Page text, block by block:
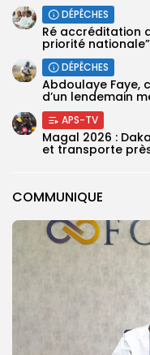
COMMUNIQUE
DÉPÊCHES
Ré accréditation
priorité
DÉPÊCHES
Abdoulaye Faye,
d’un lendemain
APS-TV
Magal 2026 :
et transporte